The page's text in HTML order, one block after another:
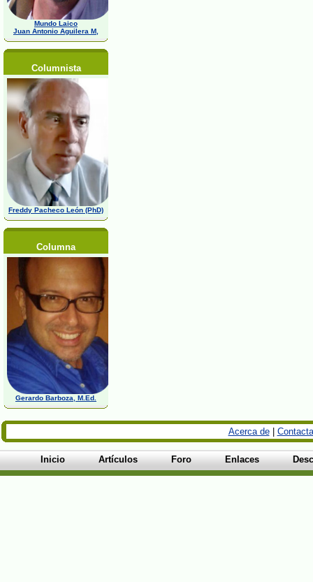
Mundo Laico
Juan Antonio Aguilera M,
Columnista
Freddy Pacheco León (PhD)
Columna
Gerardo Barboza, M.Ed.
Acerca de|
Inicio Artículos Foro Enlaces